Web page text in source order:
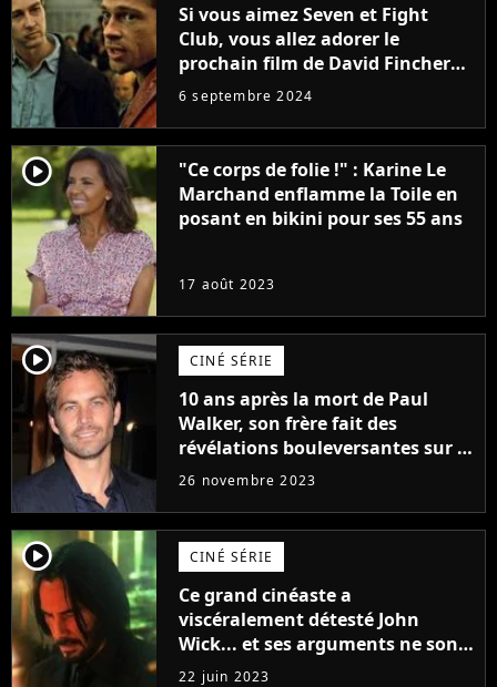
Si vous aimez Seven et Fight
Club, vous allez adorer le
prochain film de David Fincher
avec lequel il se réinvente
complètement
6 septembre 2024
player2
"Ce corps de folie !" : Karine Le
Marchand enflamme la Toile en
posant en bikini pour ses 55 ans
17 août 2023
player2 CINÉ SÉRIE
10 ans après la mort de Paul
Walker, son frère fait des
révélations bouleversantes sur la
réaction des acteurs de Fast and
26 novembre 2023
player2 CINÉ SÉRIE
Ce grand cinéaste a
viscéralement détesté John
Wick... et ses arguments ne sont
pas si bêtes
22 juin 2023